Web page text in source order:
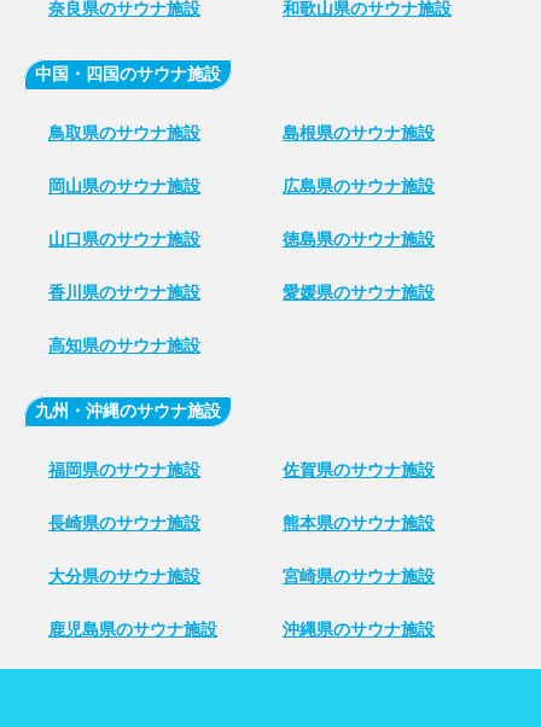
奈良県のサウナ施設 和歌山県のサウナ施設
中国・四国のサウナ施設
鳥取県のサウナ施設 島根県のサウナ施設
岡山県のサウナ施設 広島県のサウナ施設
山口県のサウナ施設 徳島県のサウナ施設
香川県のサウナ施設 愛媛県のサウナ施設
高知県のサウナ施設
九州・沖縄のサウナ施設
福岡県のサウナ施設 佐賀県のサウナ施設
長崎県のサウナ施設 熊本県のサウナ施設
大分県のサウナ施設 宮崎県のサウナ施設
鹿児島県のサウナ施設 沖縄県のサウナ施設